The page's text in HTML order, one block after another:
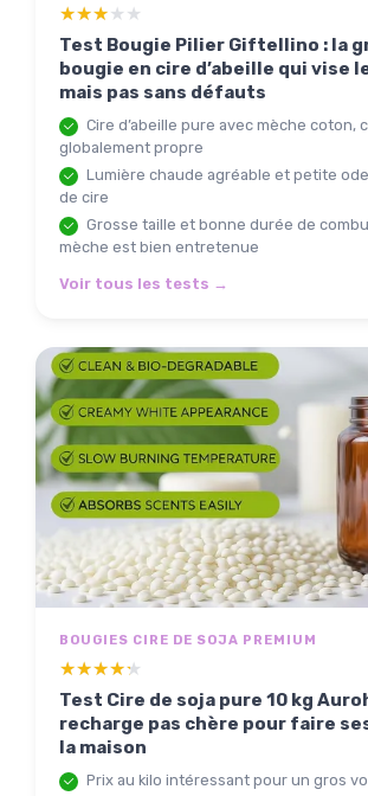
★★★★★
★★★★★
Test Bougie Pilier Giftellino : la
bougie en cire d’abeille qui vise
mais pas sans défauts
Cire d’abeille pure avec mèche coton,
globalement propre
Lumière chaude agréable et petite
de cire
Grosse taille et bonne durée de
mèche est bien entretenue
Voir tous les tests →
BOUGIES CIRE DE SOJA PREMIUM
★★★★★
★★★★★
Test Cire de soja pure 10 kg
recharge pas chère pour faire
la maison
Prix au kilo intéressant pour un gros